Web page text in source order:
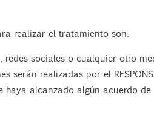
realizar el tratamiento son:
sociales o cualquier otro
realizadas por el
alcanzado algún acuerdo